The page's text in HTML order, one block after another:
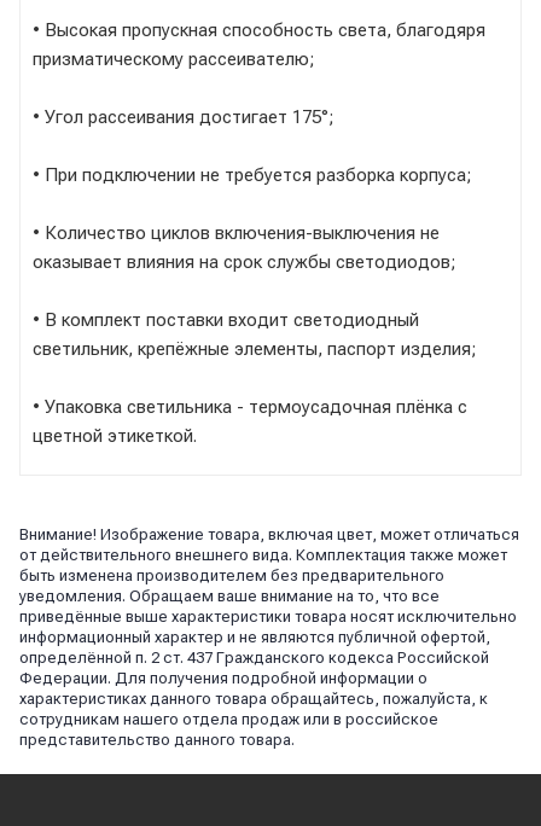
• Высокая пропускная способность света, благодяря
призматическому рассеивателю;
• Угол рассеивания достигает 175°;
• При подключении не требуется разборка корпуса;
• Количество циклов включения-выключения не
оказывает влияния на срок службы светодиодов;
• В комплект поставки входит светодиодный
светильник, крепёжные элементы, паспорт изделия;
• Упаковка светильника - термоусадочная плёнка с
цветной этикеткой.
Внимание! Изображение товара, включая цвет, может отличаться
от действительного внешнего вида. Комплектация также может
быть изменена производителем без предварительного
уведомления. Обращаем ваше внимание на то, что все
приведённые выше характеристики товара носят исключительно
информационный характер и не являются публичной офертой,
определённой п. 2 ст. 437 Гражданского кодекса Российской
Федерации. Для получения подробной информации о
характеристиках данного товара обращайтесь, пожалуйста, к
сотрудникам нашего отдела продаж или в российское
представительство данного товара.